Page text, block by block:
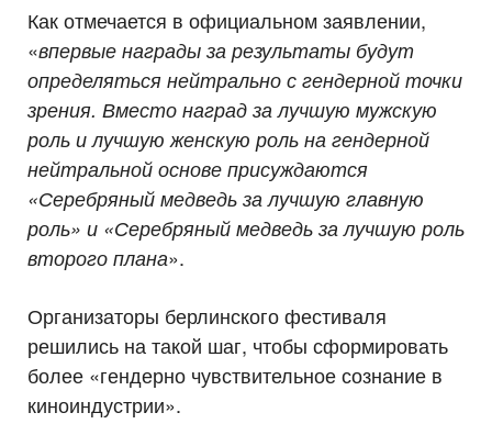
Как отмечается в официальном заявлении,
«впервые награды за результаты будут
определяться нейтрально с гендерной точки
зрения. Вместо наград за лучшую мужскую
роль и лучшую женскую роль на гендерной
нейтральной основе присуждаются
«Серебряный медведь за лучшую главную
роль» и «Серебряный медведь за лучшую роль
второго плана».
Организаторы берлинского фестиваля
решились на такой шаг, чтобы сформировать
более «гендерно чувствительное сознание в
киноиндустрии».